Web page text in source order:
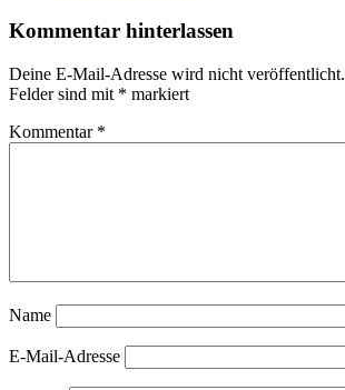
Kommentar hinterlassen
Deine E-Mail-Adresse wird nicht veröffentlicht.
Felder sind mit * markiert
Kommentar *
Name
E-Mail-Adresse